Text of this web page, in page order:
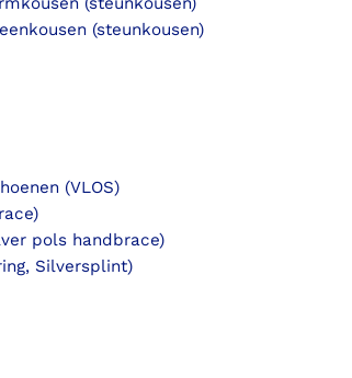
(steunkousen)
(VLOS)
pols handbrace)
Silversplint)